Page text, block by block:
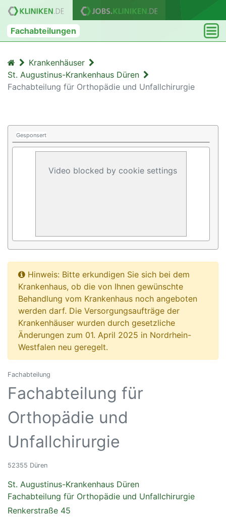
Fachabteilungen
Krankenhäuser
St. Augustinus-Krankenhaus Düren
Fachabteilung für Orthopädie und Unfallchirurgie
Gesponsert
Video blocked by cookie settings
Hinweis: Bitte erkundigen Sie sich bei dem
Krankenhaus, ob die von Ihnen gewünschte
Behandlung vom Krankenhaus noch angeboten
werden darf. Die Versorgungsaufträge der
Krankenhäuser wurden durch gesetzliche
Änderungen zum 01. April 2025 in Nordrhein-
Westfalen neu geregelt.
Fachabteilung
Fachabteilung für
Orthopädie und
Unfallchirurgie
52355 Düren
St. Augustinus-Krankenhaus Düren
Fachabteilung für Orthopädie und Unfallchirurgie
Renkerstraße 45